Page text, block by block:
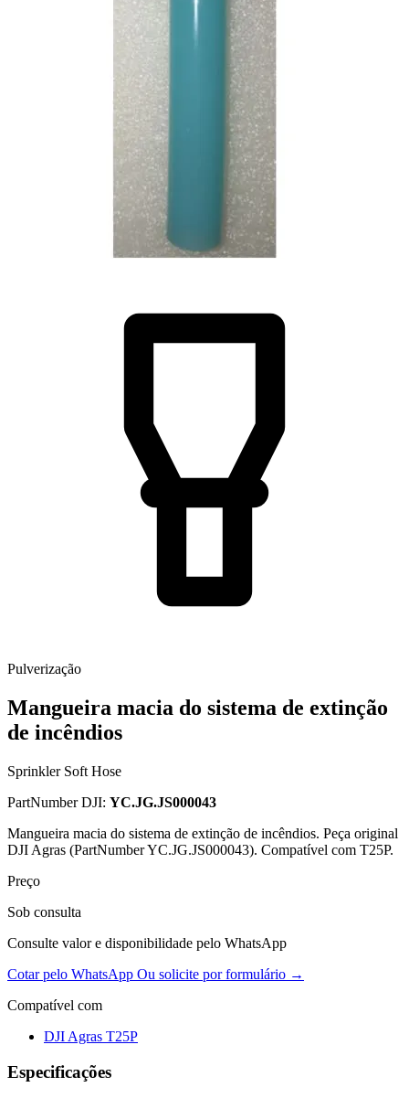
Pulverização
Mangueira macia do sistema de extinção
de incêndios
Sprinkler Soft Hose
PartNumber DJI: YC.JG.JS000043
Mangueira macia do sistema de extinção de incêndios. Peça original
DJI Agras (PartNumber YC.JG.JS000043). Compatível com T25P.
Preço
Sob consulta
Consulte valor e disponibilidade pelo WhatsApp
Cotar pelo WhatsApp Ou solicite por formulário →
Compatível com
DJI Agras T25P
Especificações